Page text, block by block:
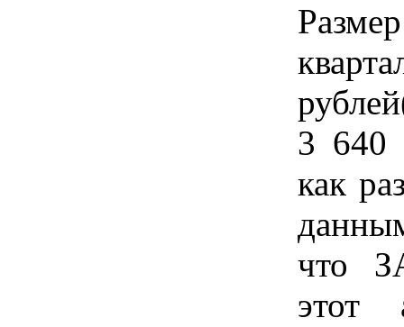
3 640
как
что
этот